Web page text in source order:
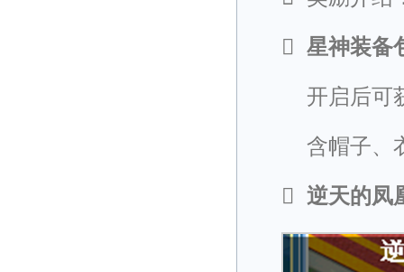
 星神装备
开启后可
含帽子、
 逆天的凤